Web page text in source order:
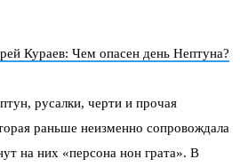
Кураев: Чем опасен день Нептуна?
русалки, черти и прочая
раньше неизменно сопровождала
на них «персона нон грата». В